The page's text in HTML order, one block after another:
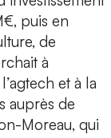
puis en
de
à
et à la
auprès de
Moreau, qui